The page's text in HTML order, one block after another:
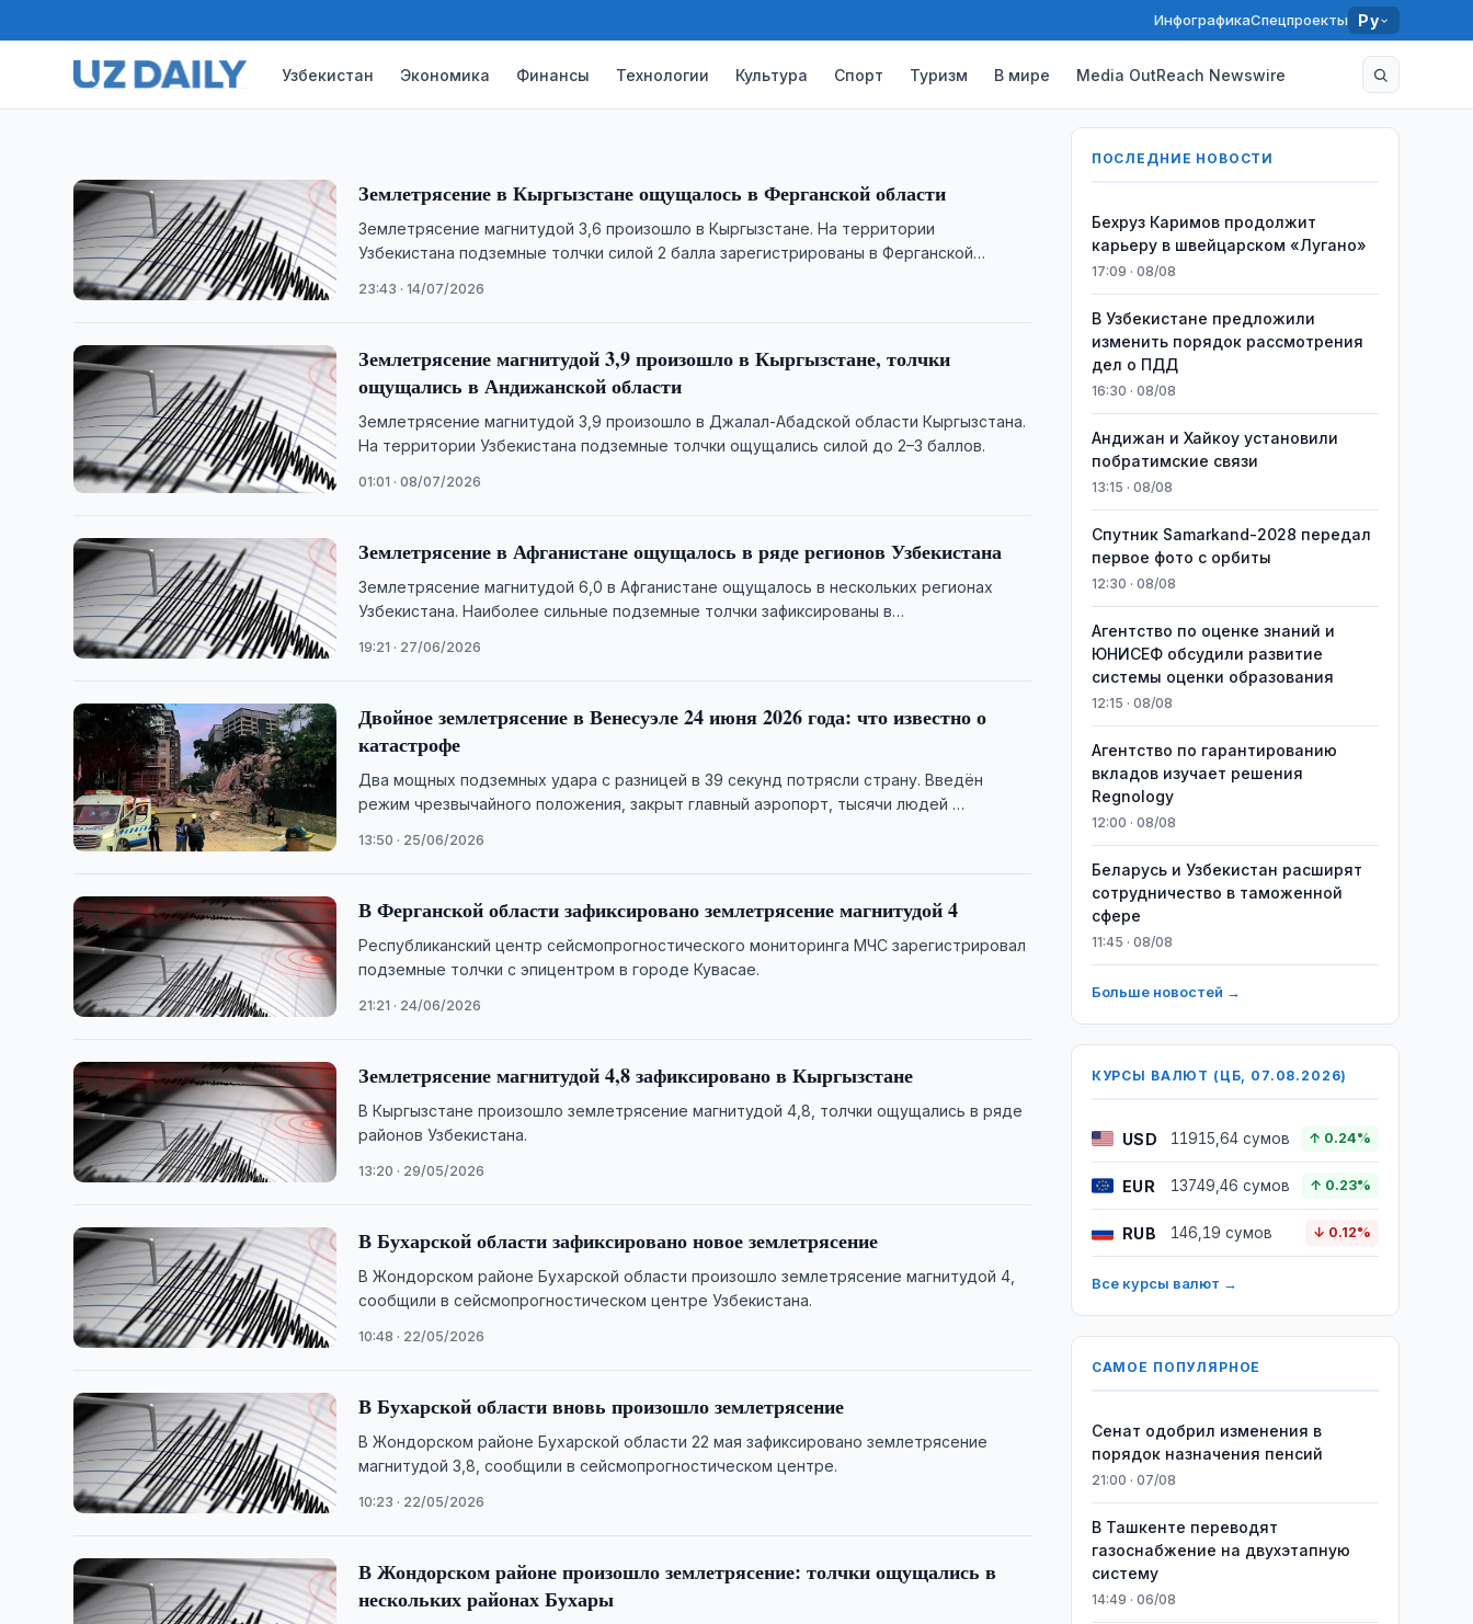
ИнфографикаСпецпроекты Ру
Узбекистан Экономика Финансы Технологии Культура Спорт Туризм В мире Media OutReach Newswire
Ферганском районе Узбекистана сила подземных толчков составила 2–3 балла.
12:32 · 15/07/2026
Землетрясение в Кыргызстане ощущалось в Ферганской области
Землетрясение магнитудой 3,6 произошло в Кыргызстане. На территории
Узбекистана подземные толчки силой 2 балла зарегистрированы в Ферганской
23:43 · 14/07/2026
Землетрясение магнитудой 3,9 произошло в Кыргызстане, толчки
ощущались в Андижанской области
Землетрясение магнитудой 3,9 произошло в Джалал-Абадской области Кыргызстана.
На территории Узбекистана подземные толчки ощущались силой до 2–3 баллов.
01:01 · 08/07/2026
Землетрясение в Афганистане ощущалось в ряде регионов Узбекистана
Землетрясение магнитудой 6,0 в Афганистане ощущалось в нескольких регионах
Узбекистана. Наиболее сильные подземные толчки зафиксированы в
19:21 · 27/06/2026
Двойное землетрясение в Венесуэле 24 июня 2026 года: что известно о
катастрофе
Два мощных подземных удара с разницей в 39 секунд потрясли страну. Введён
режим чрезвычайного положения, закрыт главный аэропорт, тысячи людей …
13:50 · 25/06/2026
В Ферганской области зафиксировано землетрясение магнитудой 4
Республиканский центр сейсмопрогностического мониторинга МЧС зарегистрировал
подземные толчки с эпицентром в городе Кувасае.
21:21 · 24/06/2026
Землетрясение магнитудой 4,8 зафиксировано в Кыргызстане
В Кыргызстане произошло землетрясение магнитудой 4,8, толчки ощущались в ряде
районов Узбекистана.
13:20 · 29/05/2026
В Бухарской области зафиксировано новое землетрясение
В Жондорском районе Бухарской области произошло землетрясение магнитудой 4,
сообщили в сейсмопрогностическом центре Узбекистана.
10:48 · 22/05/2026
В Бухарской области вновь произошло землетрясение
В Жондорском районе Бухарской области 22 мая зафиксировано землетрясение
магнитудой 3,8, сообщили в сейсмопрогностическом центре.
10:23 · 22/05/2026
В Жондорском районе произошло землетрясение: толчки ощущались в
нескольких районах Бухары
ПОСЛЕДНИЕ НОВОСТИ
Бехруз Каримов продолжит
карьеру в швейцарском «Лугано»
17:09 · 08/08
В Узбекистане предложили
изменить порядок рассмотрения
дел о ПДД
16:30 · 08/08
Андижан и Хайкоу установили
побратимские связи
13:15 · 08/08
Спутник Samarkand-2028 передал
первое фото с орбиты
12:30 · 08/08
Агентство по оценке знаний и
ЮНИСЕФ обсудили развитие
системы оценки образования
12:15 · 08/08
Агентство по гарантированию
вкладов изучает решения
Regnology
12:00 · 08/08
Беларусь и Узбекистан расширят
сотрудничество в таможенной
сфере
11:45 · 08/08
Больше новостей →
КУРСЫ ВАЛЮТ (ЦБ, 07.08.2026)
USD 11915,64 сумов ↑ 0.24%
EUR 13749,46 сумов ↑ 0.23%
RUB 146,19 сумов ↓ 0.12%
Все курсы валют →
САМОЕ ПОПУЛЯРНОЕ
Сенат одобрил изменения в
порядок назначения пенсий
21:00 · 07/08
В Ташкенте переводят
газоснабжение на двухэтапную
систему
14:49 · 06/08